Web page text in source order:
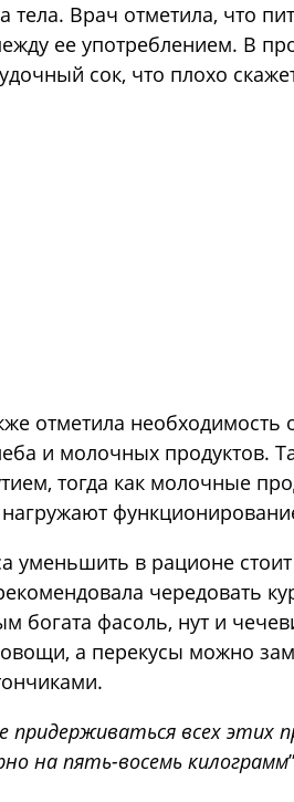
тела. Врач отметила, что
ее употреблением. В
сок, что плохо
отметила необходимость
и молочных продуктов.
тогда как молочные
уменьшить в рационе
чередовать
богата фасоль, нут и
а перекусы можно
придерживаться всех этих
на пять-восемь килограмм